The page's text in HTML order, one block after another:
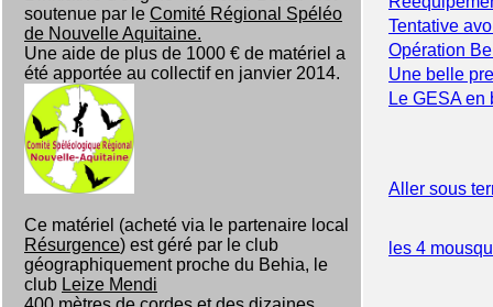
soutenue par le Comité Régional Spéléo
de Nouvelle Aquitaine.
Une aide de plus de 1000 € de matériel a
été apportée au collectif en janvier 2014.
Ce matériel (acheté via le partenaire local
Résurgence) est géré par le club
géographiquement proche du Behia, le
club Leize Mendi
Tentative
Opération
Une belle
Le GESA en
Aller sous
les 4